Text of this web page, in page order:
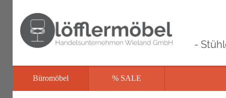
-
Büromöbel % SALE